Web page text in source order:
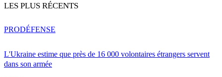
LES PLUS RÉCENTS
L'Ukraine estime que près de 16 000 volontaires étrangers servent
dans son armée
PRODÉFENSE